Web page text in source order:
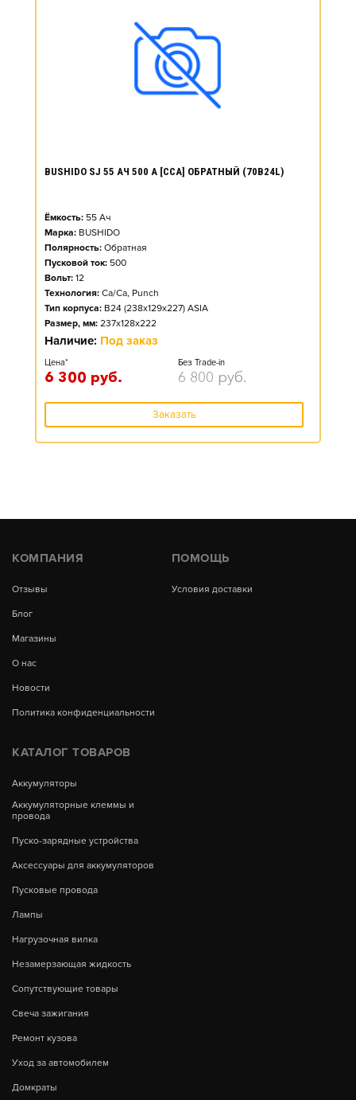
BUSHIDO SJ 55 АЧ 500 А [CCA] ОБРАТНЫЙ (70B24L)
Ёмкость: 55 Ач
Марка: BUSHIDO
Полярность: Обратная
Пусковой ток: 500
Вольт: 12
Технология: Ca/Ca, Punch
Тип корпуса: B24 (238x129x227) ASIA
Размер, мм: 237x128x222
Наличие: Под заказ
Цена*
6 300 руб.
Без Trade-in
6 800 руб.
Заказать
КОМПАНИЯ
Отзывы
Блог
Магазины
О нас
Новости
Политика конфиденциальности
ПОМОЩЬ
Условия доставки
КАТАЛОГ ТОВАРОВ
Аккумуляторы
Аккумуляторные клеммы и
провода
Пуско-зарядные устройства
Аксессуары для аккумуляторов
Пусковые провода
Лампы
Нагрузочная вилка
Незамерзающая жидкость
Сопутствующие товары
Свеча зажигания
Ремонт кузова
Уход за автомобилем
Домкраты